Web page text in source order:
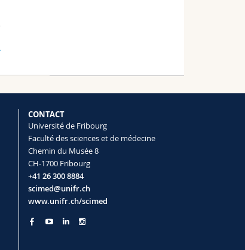
CONTACT
Université de Fribourg
Faculté des sciences et de médecine
Chemin du Musée 8
CH-1700 Fribourg
+41 26 300 8884
scimed@unifr.ch
www.unifr.ch/scimed